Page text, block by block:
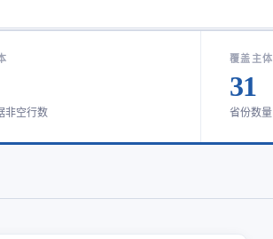
非空行数
覆盖主体
31
省份数量